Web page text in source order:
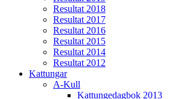
Resultat 2018
Resultat 2017
Resultat 2016
Resultat 2015
Resultat 2014
Resultat 2012
Kattungar
A-Kull
Kattungedagbok 2013